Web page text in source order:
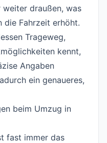
draußen, was
die Fahrzeit erhöht.
Trageweg,
kennt,
Angaben
ein genaueres,
beim Umzug in
fast immer das